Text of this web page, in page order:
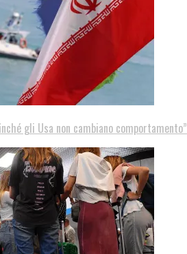
gli Usa non cambiano comportamento”